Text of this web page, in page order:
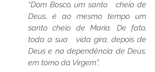
"Dom Bosco, um santo   cheio de
Deus, é ao mesmo tempo um
santo cheio de Maria. De fato,
toda a sua   vida gira, depois de
Deus e na dependência de Deus,
em torno da Virgem”.